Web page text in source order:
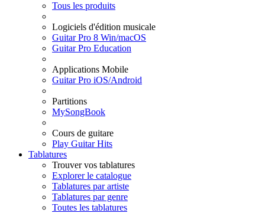
Tous les produits
Logiciels d'édition musicale
Guitar Pro 8 Win/macOS
Guitar Pro Education
Applications Mobile
Guitar Pro iOS/Android
Partitions
MySongBook
Cours de guitare
Play Guitar Hits
Tablatures
Trouver vos tablatures
Explorer le catalogue
Tablatures par artiste
Tablatures par genre
Toutes les tablatures